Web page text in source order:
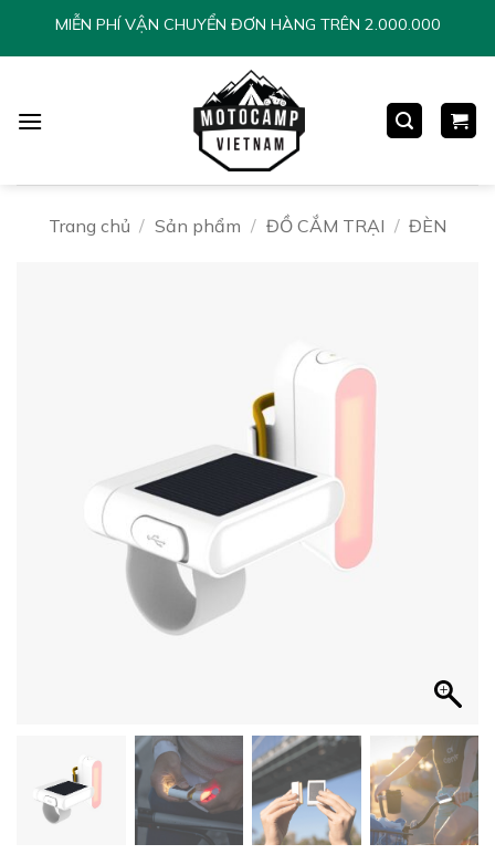
ChuyểnMIỄN PHÍ VẬN CHUYỂN ĐƠN HÀNG TRÊN 2.000.000
Trang chủ / Sản phẩm / ĐỒ CẮM TRẠI / ĐÈN